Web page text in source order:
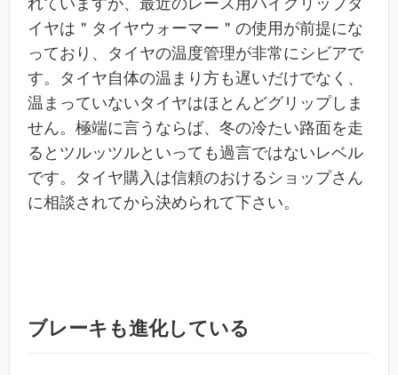
イヤは＂タイヤウォーマー＂の使用が前提にな
っており、タイヤの温度管理が非常にシビアで
す。タイヤ自体の温まり方も遅いだけでなく、
温まっていないタイヤはほとんどグリップしま
せん。極端に言うならば、冬の冷たい路面を走
るとツルッツルといっても過言ではないレベル
です。タイヤ購入は信頼のおけるショップさん
に相談されてから決められて下さい。
ブレーキも進化している